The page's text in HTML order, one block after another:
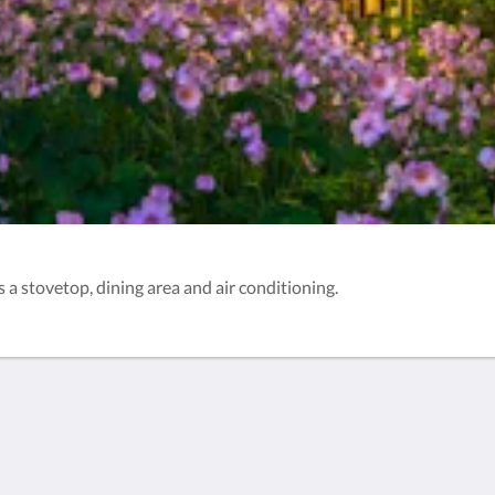
a stovetop, dining area and air conditioning.